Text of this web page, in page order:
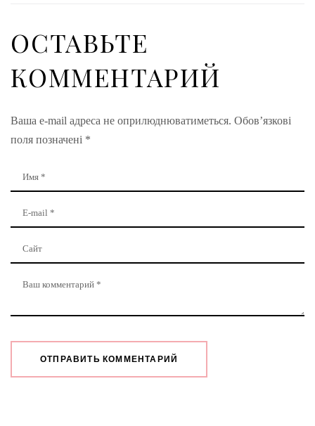
ОСТАВЬТЕ
КОММЕНТАРИЙ
Ваша e-mail адреса не оприлюднюватиметься. Обов’язкові
поля позначені *